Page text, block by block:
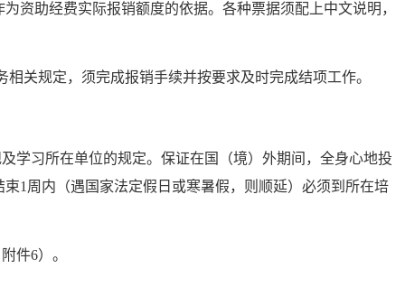
资助经费实际报销额度的依据。各种票据须配上中文说明，
关规定，须完成报销手续并按要求及时完成结项工作。
学习所在单位的规定。保证在国（境）外期间，全身心地投
1周内（遇国家法定假日或寒暑假，则顺延）必须到所在培
件6）。